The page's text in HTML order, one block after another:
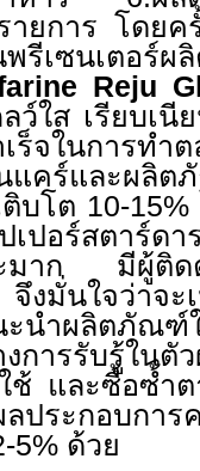
ายการ โดยค
พรีเซนเตอร์
Reju
ว์ใส เรียบเนี
ำเร็จในกา
คร์และผลิต
ติบโต 10-15%
อร์สตาร์ดา
มาก มีผู้ติด
งมั่นใจว่าจ
ะนำผลิตภัณฑ์
งการรับรู้ใน
ใช้ และซื้อซ้
ประกอบการ
5% ด้วย